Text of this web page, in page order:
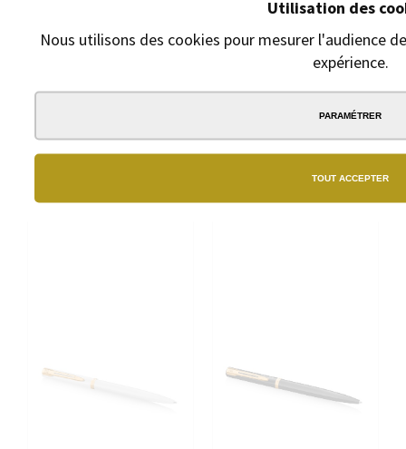
Utilisation des
Nous utilisons des cookies pour mesurer l'audience
expérience.
PARAMÉTRER
TOUT ACCEPTER
ALLURE IMPRESSION ACIER
GT
mécanisme à rotation
STYLO PLUME WATERMAN
ALLURE IMPRESSION
CHROME
Stylo plume avec
mécanisme à rotation
56,00 €